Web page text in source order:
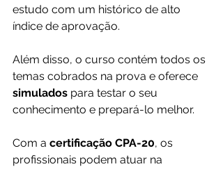
estudo com um histórico de alto
índice de aprovação.
Além disso, o curso contém todos os
temas cobrados na prova e oferece
simulados para testar o seu
conhecimento e prepará-lo melhor.
Com a certificação CPA-20, os
profissionais podem atuar na